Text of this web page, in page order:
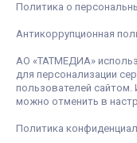
Политика о
Антикоррупционная
АО «ТАТМЕДИА»
для персонализации
пользователей сайтом.
можно отменить в
Политика